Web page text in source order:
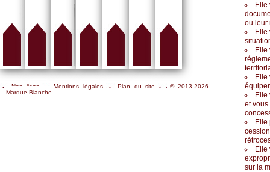
Elle
ou leur
Elle
Elle
Elle
Elle
et vous
Elle
Elle
sur la
Nos liens Mentions légales Plan du site
© 2013-2026
Marque Blanche